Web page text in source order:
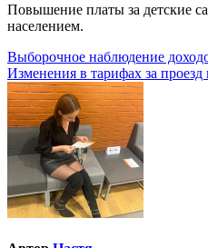
Повышение платы за детские
населением.
Навигация
по
записям
Выборочное наблюдение
Изменения в тарифах за